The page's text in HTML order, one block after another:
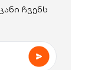
ჩვენს